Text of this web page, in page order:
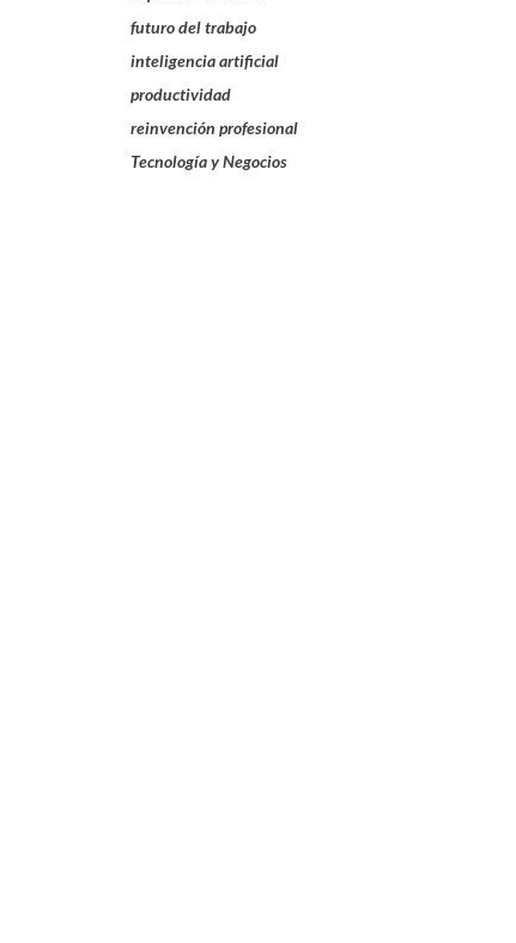
futuro del trabajo
inteligencia artificial
productividad
reinvención profesional
Tecnología y Negocios